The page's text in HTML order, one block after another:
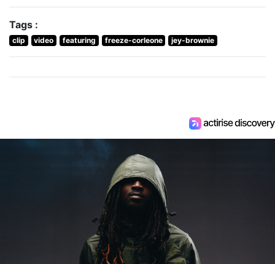
Tags :
clip video featuring freeze-corleone jey-brownie